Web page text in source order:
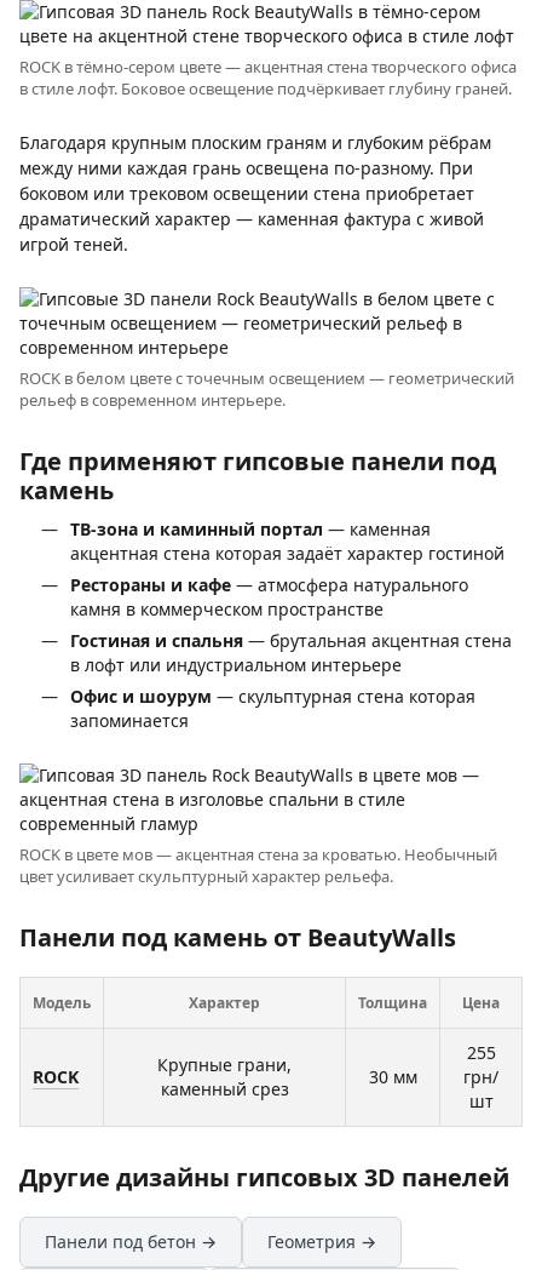
ROCK в тёмно-сером цвете — акцентная стена творческого офиса
в стиле лофт. Боковое освещение подчёркивает глубину граней.
Благодаря крупным плоским граням и глубоким рёбрам
между ними каждая грань освещена по-разному. При
боковом или трековом освещении стена приобретает
драматический характер — каменная фактура с живой
игрой теней.
ROCK в белом цвете с точечным освещением — геометрический
рельеф в современном интерьере.
Где применяют гипсовые панели под
камень
ТВ-зона и каминный портал — каменная
акцентная стена которая задаёт характер гостиной
Рестораны и кафе — атмосфера натурального
камня в коммерческом пространстве
Гостиная и спальня — брутальная акцентная стена
в лофт или индустриальном интерьере
Офис и шоурум — скульптурная стена которая
запоминается
ROCK в цвете мов — акцентная стена за кроватью. Необычный
цвет усиливает скульптурный характер рельефа.
Панели под камень от BeautyWalls
Модель Характер Толщина Цена
ROCK
Крупные грани,
каменный срез
30 мм
255
грн/
шт
Другие дизайны гипсовых 3D панелей
Панели под бетон → Геометрия →